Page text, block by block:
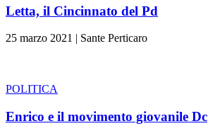
Letta, il Cincinnato del Pd
25 marzo 2021 | Sante Perticaro
POLITICA
Enrico e il movimento giovanile Dc